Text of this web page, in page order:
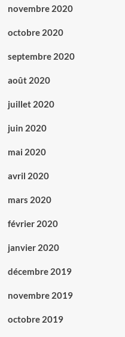
novembre 2020
octobre 2020
septembre 2020
août 2020
juillet 2020
juin 2020
mai 2020
avril 2020
mars 2020
février 2020
janvier 2020
décembre 2019
novembre 2019
octobre 2019